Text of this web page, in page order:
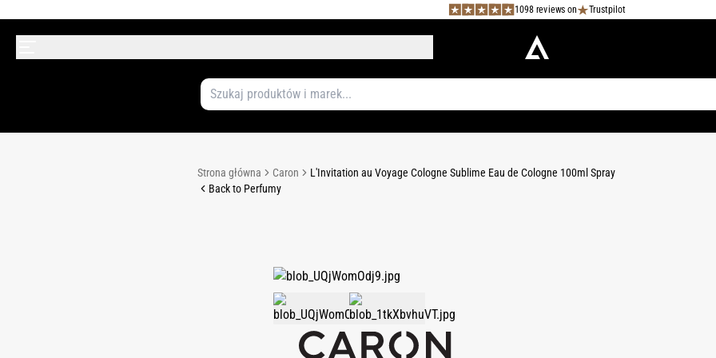
1098 reviews on Trustpilot
Strona główna Caron
L'Invitation au Voyage Cologne Sublime Eau de Cologne 100ml Spray
Back to Perfumy